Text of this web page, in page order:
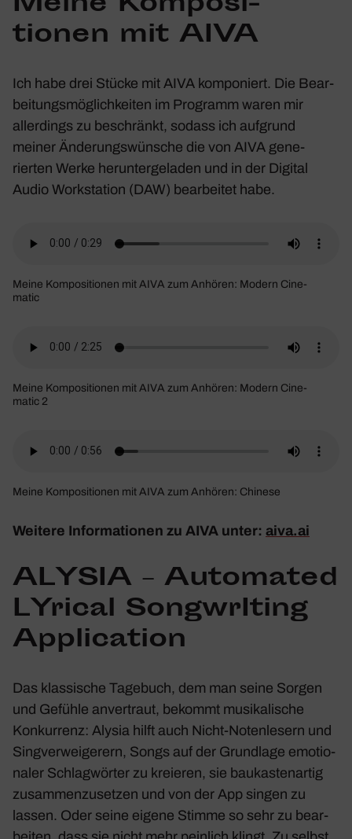
tionen mit AIVA
Ich habe drei Stücke mit AIVA kompo­niert. Die Bear­
bei­tungs­mög­lich­keiten im Programm waren mir
aller­dings zu beschränkt, sodass ich aufgrund
meiner Ände­rungs­wün­sche die von AIVA gene­
rierten Werke herun­ter­ge­laden und in der Digital
Audio Work­sta­tion (DAW) bear­beitet habe.
Meine Kompo­si­tionen mit AIVA zum Anhören: Modern Cine­
matic
Meine Kompo­si­tionen mit AIVA zum Anhören: Modern Cine­
matic 2
Meine Kompo­si­tionen mit AIVA zum Anhören: Chinese
Weitere Infor­ma­tionen zu AIVA unter: aiva​.ai
ALYSIA – Auto­mated
LYrical Song­wrI­ting
Appli­ca­tion
Das klas­si­sche Tage­buch, dem man seine Sorgen
und Gefühle anver­traut, bekommt musi­ka­li­sche
Konkur­renz: Alysia hilft auch Nicht-Noten­le­sern und
Sing­ver­wei­ge­rern, Songs auf der Grund­lage emotio­
naler Schlag­wörter zu kreieren, sie baukas­ten­artig
zusam­men­zu­setzen und von der App singen zu
lassen. Oder seine eigene Stimme so sehr zu bear­